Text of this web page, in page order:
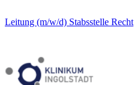
Leitung (m/w/d) Stabsstelle Recht